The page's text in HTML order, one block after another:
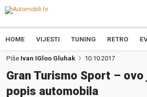
HOME VIJESTI TUNING RETRO
Piše Ivan IGloo Gluhak 10.10.2017
Gran Turismo Sport – ovo
popis automobila